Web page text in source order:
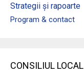
Strategii și rapoarte
Program & contact
CONSILIUL LOCAL